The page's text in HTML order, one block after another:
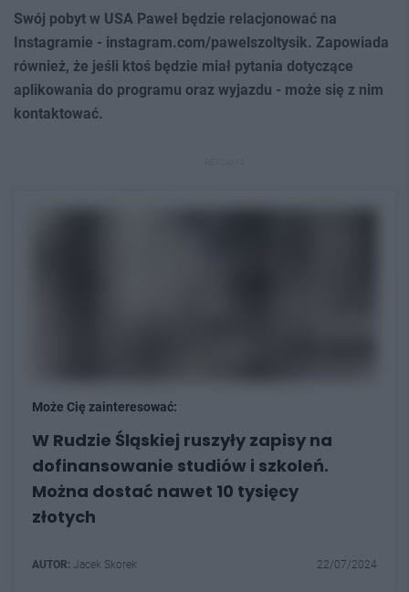
Swój pobyt w USA Paweł będzie relacjonować na
Instagramie - instagram.com/pawelszoltysik. Zapowiada
również, że jeśli ktoś będzie miał pytania dotyczące
aplikowania do programu oraz wyjazdu - może się z nim
kontaktować.
Może Cię zainteresować:
W Rudzie Śląskiej ruszyły zapisy na
dofinansowanie studiów i szkoleń.
Można dostać nawet 10 tysięcy
złotych
AUTOR: Jacek Skorek 22/07/2024